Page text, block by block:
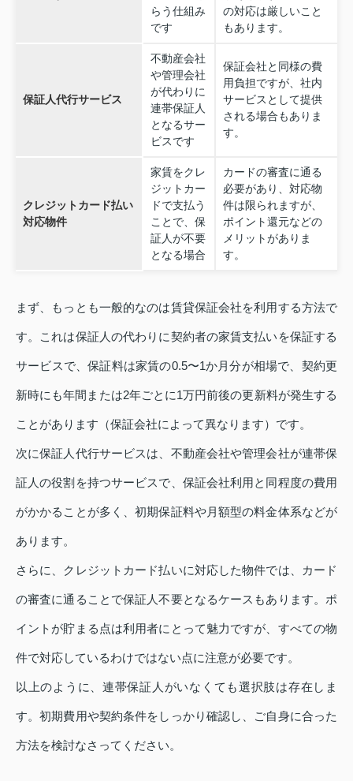
らう仕組み
です
の対応は厳しいこと
もあります。
保証人代行サービス
不動産会社
や管理会社
が代わりに
連帯保証人
となるサー
ビスです
保証会社と同様の費
用負担ですが、社内
サービスとして提供
される場合もありま
す。
クレジットカード払い
対応物件
家賃をクレ
ジットカー
ドで支払う
ことで、保
証人が不要
となる場合
カードの審査に通る
必要があり、対応物
件は限られますが、
ポイント還元などの
メリットがありま
す。
まず、もっとも一般的なのは賃貸保証会社を利用する方法で
す。これは保証人の代わりに契約者の家賃支払いを保証する
サービスで、保証料は家賃の0.5〜1か月分が相場で、契約更
新時にも年間または2年ごとに1万円前後の更新料が発生する
ことがあります（保証会社によって異なります）です。
次に保証人代行サービスは、不動産会社や管理会社が連帯保
証人の役割を持つサービスで、保証会社利用と同程度の費用
がかかることが多く、初期保証料や月額型の料金体系などが
あります。
さらに、クレジットカード払いに対応した物件では、カード
の審査に通ることで保証人不要となるケースもあります。ポ
イントが貯まる点は利用者にとって魅力ですが、すべての物
件で対応しているわけではない点に注意が必要です。
以上のように、連帯保証人がいなくても選択肢は存在しま
す。初期費用や契約条件をしっかり確認し、ご自身に合った
方法を検討なさってください。